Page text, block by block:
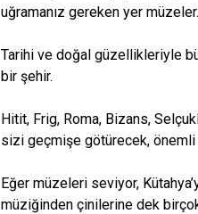
uğramanız gereken yer müzeler.
Tarihi ve doğal güzellikleriyle
bir şehir.
Hitit, Frig, Roma, Bizans,
sizi geçmişe götürecek,
Eğer müzeleri seviyor,
müziğinden çinilerine dek